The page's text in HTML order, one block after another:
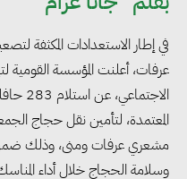
في إطار الاستعدادات المكثفة
عرفات، أعلنت المؤسسة القومية
المعتمدة، لتأمين نقل حجاج
مشعري عرفات ومنى، وذلك
وسلامة الحجاج خلال أداء